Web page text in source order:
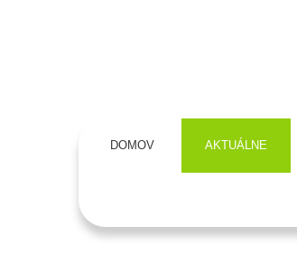
DOMOV AKTUÁLNE